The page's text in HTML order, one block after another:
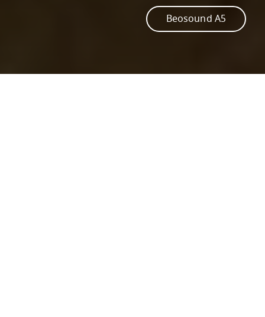
Beosound A5